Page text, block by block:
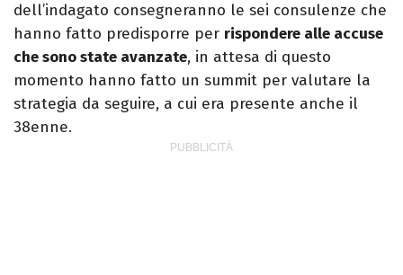
dell’indagato consegneranno le sei consulenze che
hanno fatto predisporre per rispondere alle accuse
che sono state avanzate, in attesa di questo
momento hanno fatto un summit per valutare la
strategia da seguire, a cui era presente anche il
38enne.